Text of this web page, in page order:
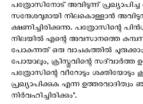
പത്രോസിനോട് അവിടുന്ന്
സന്ദേശവുമായി നിലകൊള്ളാന്‍
ക്ഷണിച്ചിരിക്കുന്നു. പത്രോസിന്റെ
നിലയില്‍ എന്റെ അവസാനത്തെ
പോകുന്നത് ഒരു വാചകത്തില്‍
പോയാലും, ക്രിസ്തുവിന്റെ
പത്രോസിന്റെ വീറോടും ശക്തിയോടും
പ്രഖ്യാപിക്കുക എന്ന ഉത്തരവാദിത്വം
നിര്‍വഹിച്ചിരിക്കും".